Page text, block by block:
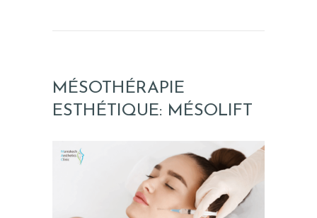
MÉSOTHÉRAPIE
ESTHÉTIQUE: MÉSOLIFT